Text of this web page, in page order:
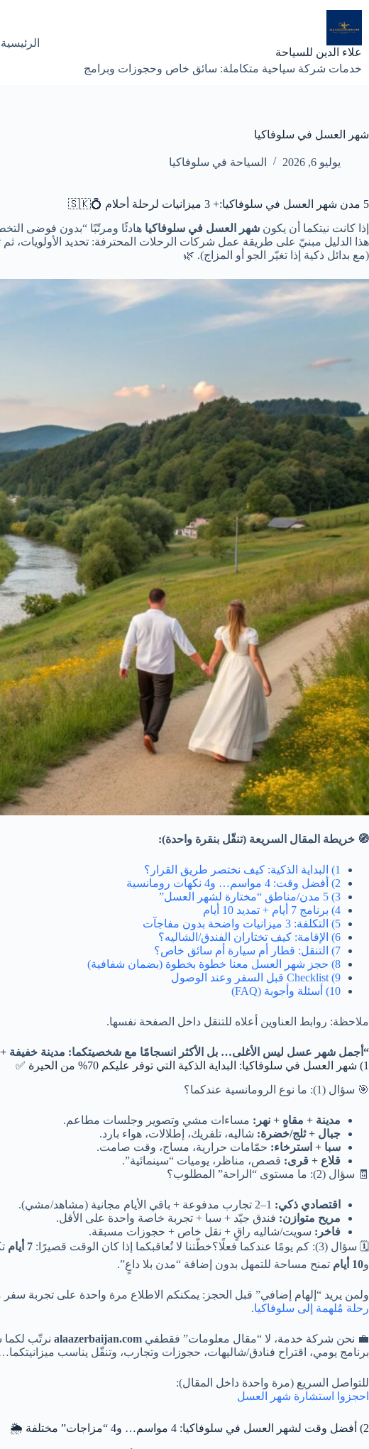
المحتوى
علاء الدين للسياحة
خدمات شركة سياحية متكاملة: سائق خاص وحجوزات وبرامج
الرئيسية
شهر العسل في سلوفاكيا
يوليو 6, 2026 السياحة في سلوفاكيا
5 مدن شهر العسل في سلوفاكيا:+ 3 ميزانيات لرحلة أحلام 💍🇸🇰
إذا كانت نيتكما أن يكون شهر العسل في سلوفاكيا هادئًا ومرتّبًا “بدون فوضى
هذا الدليل مبنيّ على طريقة عمل شركات الرحلات المحترفة: تحديد
(مع بدائل ذكية إذا تغيّر الجو أو المزاج). 🌿
🧭 خريطة المقال السريعة (تنقّل بنقرة واحدة):
1) البداية الذكية: كيف نختصر طريق القرار؟
2) أفضل وقت: 4 مواسم… و4 نكهات رومانسية
3) 5 مدن/مناطق “مختارة لشهر العسل”
4) برنامج 7 أيام + تمديد 10 أيام
5) التكلفة: 3 ميزانيات واضحة بدون مفاجآت
6) الإقامة: كيف تختاران الفندق/الشاليه؟
7) التنقل: قطار أم سيارة أم سائق خاص؟
8) حجز شهر العسل معنا خطوة بخطوة (بضمان شفافية)
9) Checklist قبل السفر وعند الوصول
10) أسئلة وأجوبة (FAQ)
ملاحظة: روابط العناوين أعلاه للتنقل داخل الصفحة نفسها.
“أجمل شهر عسل ليس الأغلى… بل الأكثر انسجامًا مع شخصيتكما: مدينة
1) شهر العسل في سلوفاكيا: البداية الذكية التي توفر عليكم 70% من الحيرة ✅
🎯 سؤال (1): ما نوع الرومانسية عندكما؟
مدينة + مقاهٍ + نهر: مساءات مشي وتصوير وجلسات مطاعم.
جبال + ثلج/خضرة: شاليه، تلفريك، إطلالات، هواء بارد.
سبا + استرخاء: حمّامات حرارية، مساج، وقت صامت.
قلاع + قرى: قصص، مناظر، يوميات “سينمائية”.
🧾 سؤال (2): ما مستوى “الراحة” المطلوب؟
اقتصادي ذكي:
مريح متوازن: فندق جيّد + سبا + تجربة خاصة واحدة على الأقل.
فاخر: سويت/شاليه راقٍ + نقل خاص + حجوزات مسبقة.
🗓️ سؤال (3): كم يومًا عندكما فعلًا؟
خطّتنا لا تُعاقبكما إذا كان الوقت قصيرًا: 7 أيام
و10 أيام تمنح مساحة للتمهل بدون إضافة “مدن بلا داعٍ”.
ولمن يريد “إلهام إضافي” قبل الحجز: يمكنكم الاطلاع مرة واحدة على تجربة سفر
رحلة مُلهمة إلى سلوفاكيا.
💼 نحن شركة خدمة، لا “مقال معلومات” فقطفي alaazerbaijan.com نرتّب
برنامج يومي، اقتراح فنادق/شاليهات، حجوزات وتجارب، وتنقّل يناسب
للتواصل السريع (مرة واحدة داخل المقال):
احجزوا استشارة شهر العسل
2) أفضل وقت لشهر العسل في سلوفاكيا: 4 مواسم… و4 “مزاجات” مختلفة 🌦️